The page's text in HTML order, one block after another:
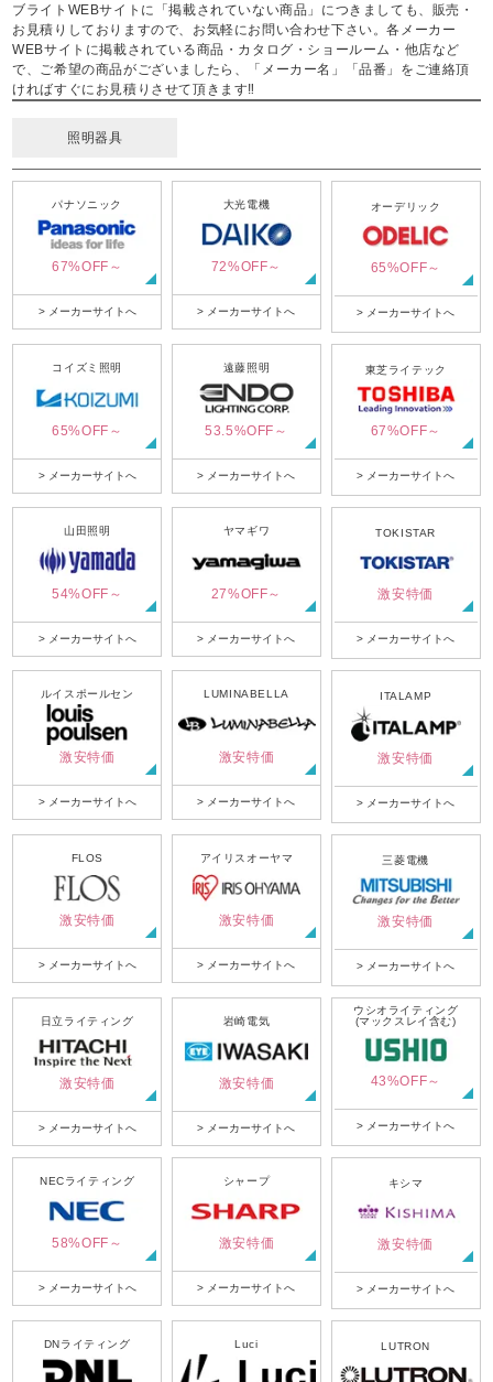
ブライトWEBサイトに「掲載されていない商品」につきましても、販売・
お見積りしておりますので、お気軽にお問い合わせ下さい。各メーカー
WEBサイトに掲載されている商品・カタログ・ショールーム・他店など
で、ご希望の商品がございましたら、「メーカー名」「品番」をご連絡頂
ければすぐにお見積りさせて頂きます‼
照明器具
パナソニック
67%OFF～
> メーカーサイトへ
大光電機
72%OFF～
> メーカーサイトへ
オーデリック
65%OFF～
> メーカーサイトへ
コイズミ照明
65%OFF～
> メーカーサイトへ
遠藤照明
53.5%OFF～
> メーカーサイトへ
東芝ライテック
67%OFF～
> メーカーサイトへ
山田照明
54%OFF～
> メーカーサイトへ
ヤマギワ
27%OFF～
> メーカーサイトへ
TOKISTAR
激安特価
> メーカーサイトへ
ルイスポールセン
激安特価
> メーカーサイトへ
LUMINABELLA
激安特価
> メーカーサイトへ
ITALAMP
激安特価
> メーカーサイトへ
FLOS
激安特価
> メーカーサイトへ
アイリスオーヤマ
激安特価
> メーカーサイトへ
三菱電機
激安特価
> メーカーサイトへ
日立ライティング
激安特価
> メーカーサイトへ
岩崎電気
激安特価
> メーカーサイトへ
ウシオライティング
(マックスレイ含む)
43%OFF～
> メーカーサイトへ
NECライティング
58%OFF～
> メーカーサイトへ
シャープ
激安特価
> メーカーサイトへ
キシマ
激安特価
> メーカーサイトへ
DNライティング Luci LUTRON